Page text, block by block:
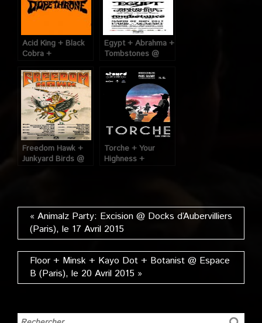
Acid King + Black
Cobra +
Glazart (Paris), le
28 Avril 2015
Egypt + Abrahma +
Tombstones @
Juin 2015
Freedom Hawk +
Junkyard Birds @
Torche + Your
Highness +
« Animalz Party: Excision @ Docks d’Aubervilliers
(Paris), le 17 Avril 2015
Floor + Minsk + Kayo Dot + Botanist @ Espace
B (Paris), le 20 Avril 2015 »